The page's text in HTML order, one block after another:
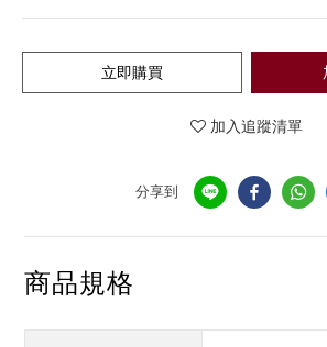
立即購買
加入追蹤清單
分享到
商品規格